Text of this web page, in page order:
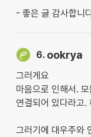
- 좋은 글 감사합니
6. ookrya
그러게요
마음으로 인해서.
연결되어 있다라고.
그러기에 대우주와